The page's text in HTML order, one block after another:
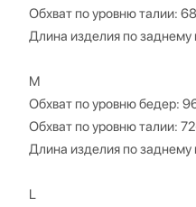
Обхват по уровню талии:
Длина изделия по
M
Обхват по уровню бедер:
Обхват по уровню талии:
Длина изделия по
L